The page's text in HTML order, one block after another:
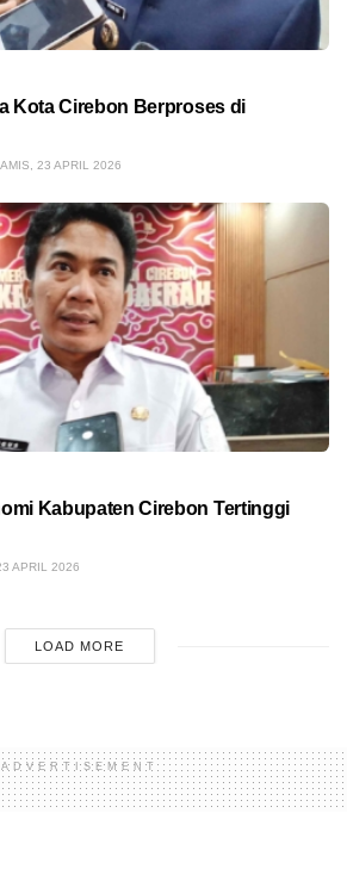
Kota Cirebon Berproses di
23 APRIL 2026
Kabupaten Cirebon Tertinggi
APRIL 2026
LOAD MORE
ADVERTISEMENT